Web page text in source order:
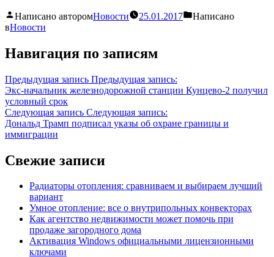
Написано авторомНовости 25.01.2017
Написано
вНовости
Навигация по записям
Предыдущая запись Предыдущая запись:
Экс-начальник железнодорожной станции Кунцево-2 получил
условный срок
Следующая запись Следующая запись:
Дональд Трамп подписал указы об охране границы и
иммиграции
Свежие записи
Радиаторы отопления: сравниваем и выбираем лучший
вариант
Умное отопление: все о внутрипольных конвекторах
Как агентство недвижимости может помочь при
продаже загородного дома
Активация Windows официальными лицензионными
ключами